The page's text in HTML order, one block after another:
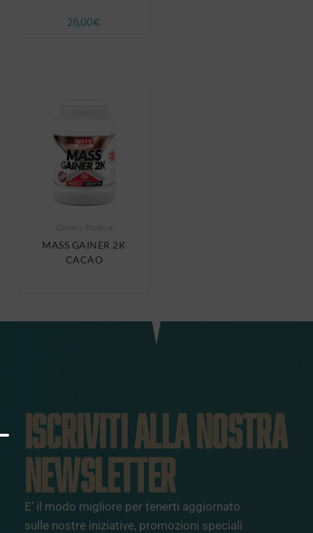
26,00€
Gainers Proteine
MASS GAINER 2K
CACAO
ISCRIVITI ALLA NOSTRA
NEWSLETTER
E’ il modo migliore per tenerti aggiornato
sulle nostre iniziative, promozioni speciali